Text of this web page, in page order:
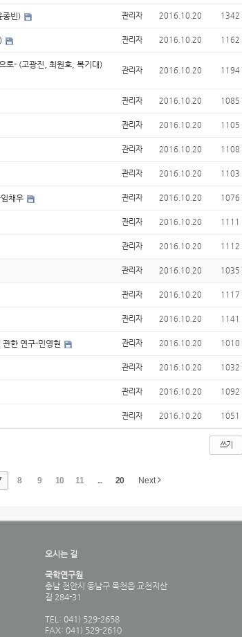
종빈) 관리자 2016.10.20 1342
관리자 2016.10.20 1162
로- (고광진, 최원호, 복기대)
관리자 2016.10.20 1194
관리자 2016.10.20 1085
관리자 2016.10.20 1105
관리자 2016.10.20 1108
관리자 2016.10.20 1103
채우 관리자 2016.10.20 1076
관리자 2016.10.20 1111
관리자 2016.10.20 1112
관리자 2016.10.20 1035
관리자 2016.10.20 1117
관리자 2016.10.20 1141
한 연구-민영현 관리자 2016.10.20 1010
관리자 2016.10.20 1032
관리자 2016.10.20 1092
관리자 2016.10.20 1051
쓰기
8 9 10 11 ... 20 Next
오시는 길
국학연구원
충남 천안시 동남구 목천읍 교천지산
길 284-31
TEL: 041) 529-2658
FAX: 041) 529-2610